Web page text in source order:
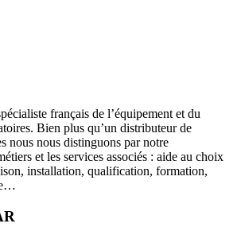
français de l’équipement et du
Bien plus qu’un distributeur de
nous nous distinguons par notre
et les services associés : aide au choix
installation, qualification, formation,